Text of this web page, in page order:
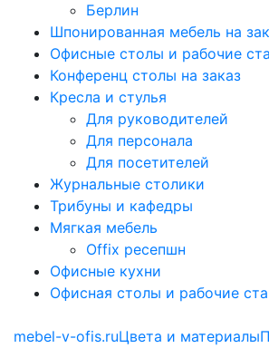
Берлин
Шпонированная мебель на
Офисные столы и рабочие
Конференц столы на заказ
Кресла и стулья
Для руководителей
Для персонала
Для посетителей
Журнальные столики
Трибуны и кафедры
Мягкая мебель
Offix ресепшн
Офисные кухни
Офисная столы и рабочие
mebel-v-ofis.ruЦвета и материалы